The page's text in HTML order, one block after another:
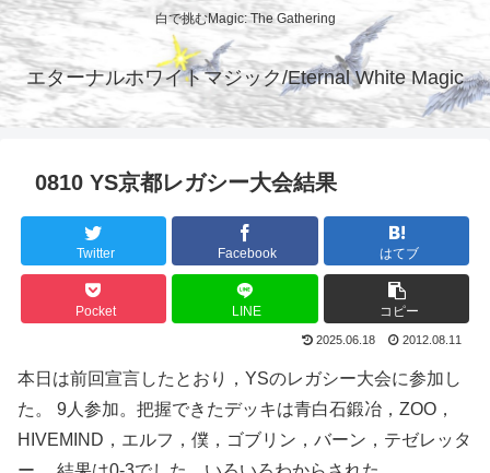
白で挑むMagic: The Gathering
エターナルホワイトマジック/Eternal White Magic
0810 YS京都レガシー大会結果
Twitter Facebook はてブ
Pocket LINE コピー
2025.06.18 2012.08.11
本日は前回宣言したとおり，YSのレガシー大会に参加し
た。 9人参加。把握できたデッキは青白石鍛冶，ZOO，
HIVEMIND，エルフ，僕，ゴブリン，バーン，テゼレッタ